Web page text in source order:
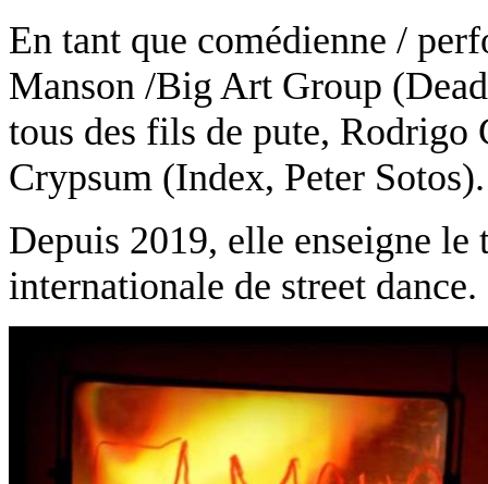
En tant que comédienne /
Manson /Big Art Group
tous des fils de pute,
Crypsum (Index, Peter Sotos).
Depuis 2019, elle enseigne
internationale de street dance.